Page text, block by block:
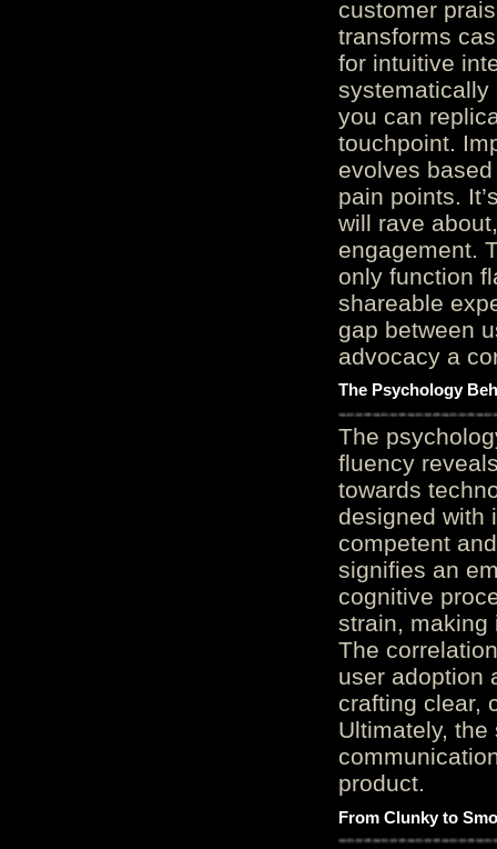
customer
transforms
for intuitive
systematically
you can
touchpoint.
evolves
pain points.
will rave
engagement.
only function
shareable
gap between
advocacy a
The Psychology
The
fluency
towards
designed with
competent
signifies an
cognitive
strain, making
The
user adoption
crafting clear,
Ultimately,
product.
From Clunky to